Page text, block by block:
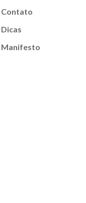
Contato
Dicas
Manifesto